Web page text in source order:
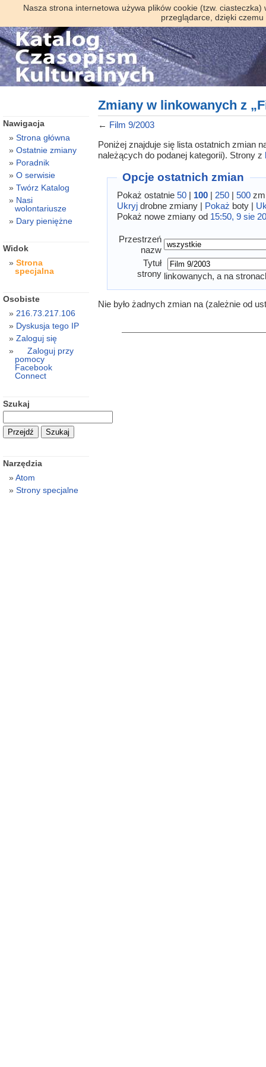
Nasza strona internetowa używa plików cookie (tzw.
przeglądarce, dzięki
Zmiany w linkowanych z
← Film 9/2003
Poniżej znajduje się lista ostatnich zmian
należących do podanej kategorii). Strony z
Opcje ostatnich zmian
Pokaż ostatnie 50| 100| 250| 500
Ukryjdrobne zmiany | Pokaż boty |
Pokaż nowe zmiany od 15:50, 9 sie
Przestrzeń
nazw
Tytuł
strony linkowanych, a na
Nie było żadnych zmian na (zależnie od
Nawigacja
Strona główna
Ostatnie zmiany
Poradnik
O serwisie
Twórz Katalog
Nasi
wolontariusze
Dary pieniężne
Widok
Strona
specjalna
Osobiste
216.73.217.106
Dyskusja tego IP
Zaloguj się
Zaloguj przy
pomocy
Facebook
Connect
Szukaj
Narzędzia
Atom
Strony specjalne